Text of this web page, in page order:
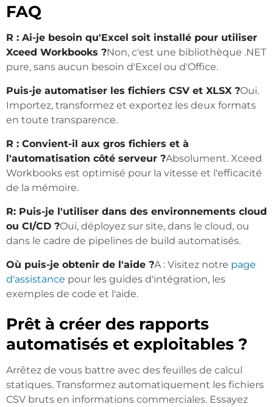
FAQ
R : Ai-je besoin qu'Excel soit installé pour utiliser
Xceed Workbooks ?Non, c'est une bibliothèque .NET
pure, sans aucun besoin d'Excel ou d'Office.
Puis-je automatiser les fichiers CSV et XLSX ?Oui.
Importez, transformez et exportez les deux formats
en toute transparence.
R : Convient-il aux gros fichiers et à
l'automatisation côté serveur ?Absolument. Xceed
Workbooks est optimisé pour la vitesse et l'efficacité
de la mémoire.
R: Puis-je l'utiliser dans des environnements cloud
ou CI/CD ?Oui, déployez sur site, dans le cloud, ou
dans le cadre de pipelines de build automatisés.
Où puis-je obtenir de l'aide ?A : Visitez notre page
d'assistance pour les guides d'intégration, les
exemples de code et l'aide.
Prêt à créer des rapports
automatisés et exploitables ?
Arrêtez de vous battre avec des feuilles de calcul
statiques. Transformez automatiquement les fichiers
CSV bruts en informations commerciales. Essayez